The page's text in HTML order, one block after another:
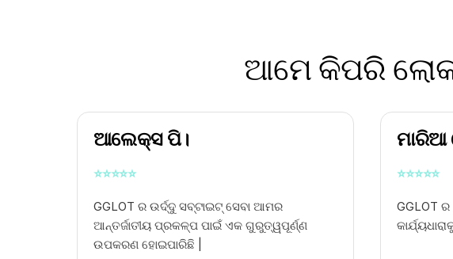
ଆମେ କିପରି
ଆଲେକ୍ସ ପି।
⭐⭐⭐⭐⭐
GGLOT ର ଉର୍ଦ୍ଦୁ ସବ୍ଟାଇଟ୍ ସେବା ଆମର
ଆନ୍ତର୍ଜାତୀୟ ପ୍ରକଳ୍ପ ପାଇଁ ଏକ ଗୁରୁତ୍ୱପୂର୍ଣ୍ଣ
ଉପକରଣ ହୋଇପାରିଛି |
ମାରିଆ
⭐⭐⭐⭐⭐
GGLOT